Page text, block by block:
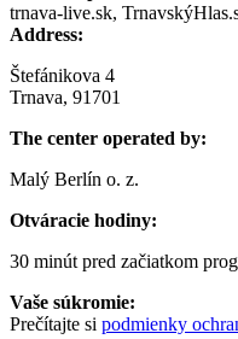
trnava-live.sk,
Address:
Štefánikova 4
Trnava, 91701
The center operated by:
Malý Berlín o. z.
Otváracie hodiny:
30 minút pred začiatkom
Vaše súkromie:
Prečítajte si podmienky